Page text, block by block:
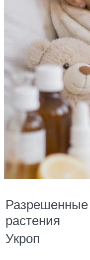
Разрешенные
растения
Укроп